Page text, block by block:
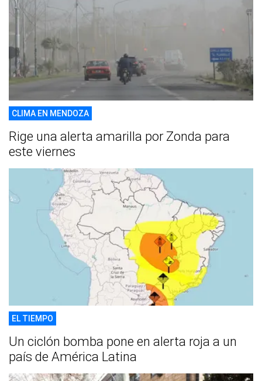
CLIMA EN MENDOZA
Rige una alerta amarilla por Zonda para
este viernes
EL TIEMPO
Un ciclón bomba pone en alerta roja a un
país de América Latina